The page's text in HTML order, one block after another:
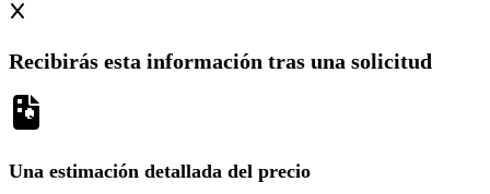
Recibirás esta información tras una solicitud
Una estimación detallada del precio